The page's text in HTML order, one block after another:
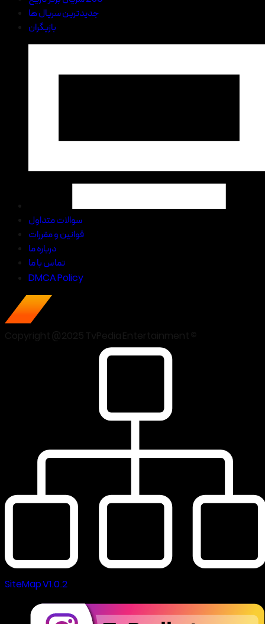
جدیدترین سریال ها
بازیگران
سوالات متداول
قوانین و مقررات
درباره ما
تماس با ما
DMCA Policy
SiteMap V1.0.2